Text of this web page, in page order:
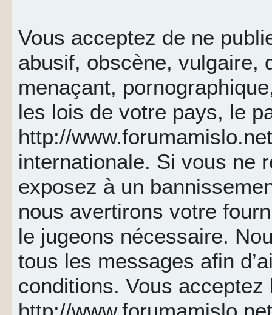
Vous acceptez de ne
abusif, obscène, vulgaire,
menaçant,
les lois de votre pays, le
http://
internationale. Si vous ne
exposez à un
nous avertirons votre
le jugeons nécessaire.
tous les messages afin
conditions. Vous acceptez